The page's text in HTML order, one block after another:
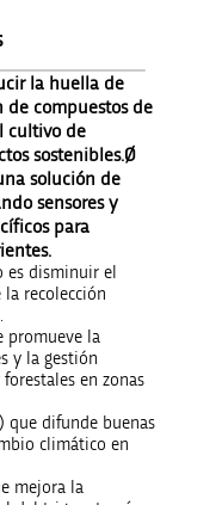
la huella de
de compuestos de
cultivo de
sostenibles.Ø
solución de
sensores y
para
es disminuir el
recolección
promueve la
y la gestión
en zonas
que difunde buenas
climático en
mejora la